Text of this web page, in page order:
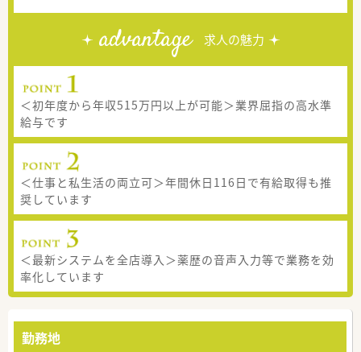
advantage 求人の魅力
＜初年度から年収515万円以上が可能＞業界屈指の高水準
給与です
＜仕事と私生活の両立可＞年間休日116日で有給取得も推
奨しています
＜最新システムを全店導入＞薬歴の音声入力等で業務を効
率化しています
勤務地